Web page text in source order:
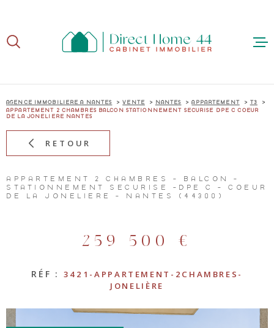
recherche
menu
principal
contenu
AGENCE IMMOBILIÈRE À NANTES VENTE NANTES APPARTEMENT
T3
APPARTEMENT 2 CHAMBRES BALCON STATIONNEMENT SECURISE DPE C COEUR
DE LA JONELIERE NANTES
RETOUR
APPARTEMENT 2 CHAMBRES - BALCON -
STATIONNEMENT SÉCURISÉ -DPE C - COEUR
DE LA JONELIÈRE - NANTES (44300)
259 500 €
RÉF : 3421-APPARTEMENT-2CHAMBRES-
JONELIÈRE